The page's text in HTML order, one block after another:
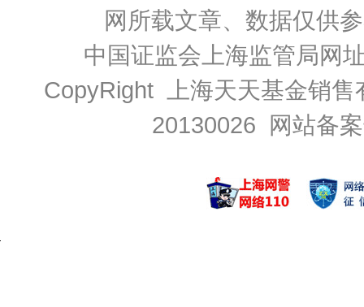
网所载文章、数据仅供
中国证监会上海监管局网
CopyRight 上海天天基金销
20130026 网站备